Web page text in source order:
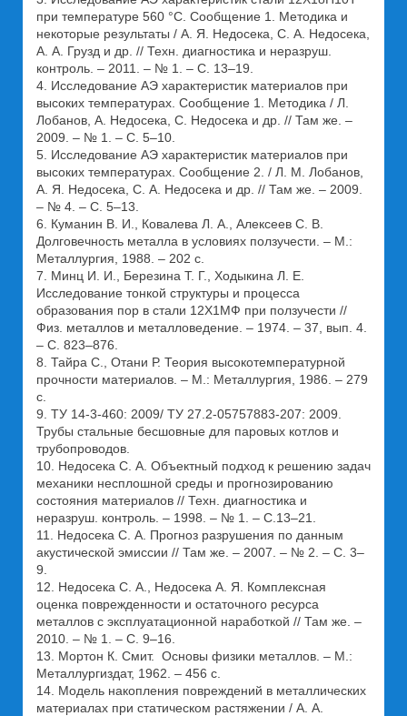
при температуре 560 °С. Сообщение 1. Методика и
некоторые результаты / А. Я. Недосека, С. А. Недосека,
А. А. Грузд и др. // Техн. диагностика и неразруш.
контроль. – 2011. – № 1. – С. 13–19.
4. Исследование АЭ характеристик материалов при
высоких температурах. Сообщение 1. Методика / Л.
Лобанов, А. Недосека, С. Недосека и др. // Там же. –
2009. – № 1. – С. 5–10.
5. Исследование АЭ характеристик материалов при
высоких температурах. Сообщение 2. / Л. М. Лобанов,
А. Я. Недосека, С. А. Недосека и др. // Там же. – 2009.
– № 4. – С. 5–13.
6. Куманин В. И., Ковалева Л. А., Алексеев С. В.
Долговечность металла в условиях ползучести. – М.:
Металлургия, 1988. – 202 с.
7. Минц И. И., Березина Т. Г., Ходыкина Л. Е.
Исследование тонкой структуры и процесса
образования пор в стали 12Х1МФ при ползучести //
Физ. металлов и металловедение. – 1974. – 37, вып. 4.
– С. 823–876.
8. Тайра С., Отани Р. Теория высокотемпературной
прочности материалов. – М.: Металлургия, 1986. – 279
с.
9. ТУ 14-3-460: 2009/ ТУ 27.2-05757883-207: 2009.
Трубы стальные бесшовные для паровых котлов и
трубопроводов.
10. Недосека С. А. Объектный подход к решению задач
механики несплошной среды и прогнозированию
состояния материалов // Техн. диагностика и
неразруш. контроль. – 1998. – № 1. – С.13–21.
11. Недосека С. А. Прогноз разрушения по данным
акустической эмиссии // Там же. – 2007. – № 2. – С. 3–
9.
12. Недосека С. А., Недосека А. Я. Комплексная
оценка поврежденности и остаточного ресурса
металлов с эксплуатационной наработкой // Там же. –
2010. – № 1. – С. 9–16.
13. Мортон К. Смит. Основы физики металлов. – М.:
Металлургиздат, 1962. – 456 с.
14. Модель накопления повреждений в металлических
материалах при статическом растяжении / А. А.